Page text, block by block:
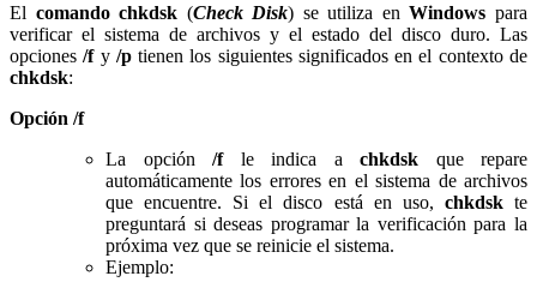
El comando chkdsk (Check Disk) se utiliza enWindows para
verificar el sistema de archivos y el estado del disco duro. Las
opciones /fy/ptienen los siguientes significados en el contexto de
chkdsk:
Opción /f
La opción /fle indica a chkdsk que repare
automáticamente los errores en el sistema de archivos
que encuentre. Si el disco está en uso, chkdskte
preguntará si deseas programar la verificación para la
próxima vez que se reinicie el sistema.
Ejemplo: